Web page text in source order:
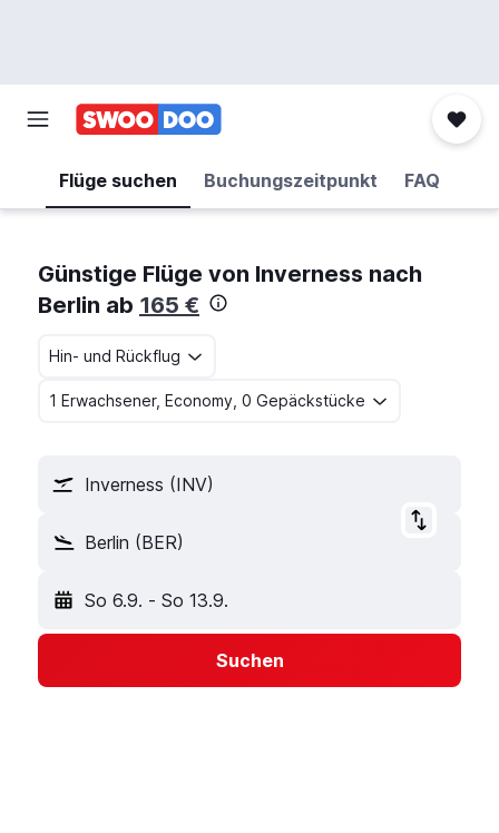
Flüge suchen Buchungszeitpunkt FAQ
Günstige Flüge von Inverness nach
Berlin ab 165 €
Hin- und Rückflug
1 Erwachsener, Economy, 0 Gepäckstücke
Inverness (INV)
Berlin (BER)
So 6.9. - So 13.9.
Suchen